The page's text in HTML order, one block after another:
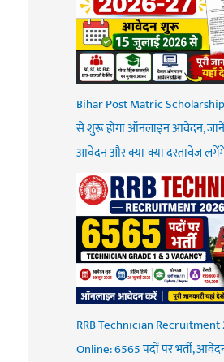
Bihar Post Matric
से शुरू होगा ऑनलाइन आवेदन,
आवेदन और क्या-क्या दस्तावेज
RRB Technician
Online: 6565 पदों पर भर्ती,